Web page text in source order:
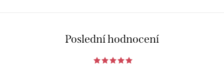
Poslední hodnocení